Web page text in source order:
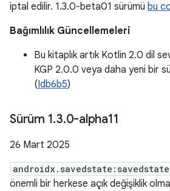
iptal edilir. 1.3.0-beta01 sürümü bu
Bağımlılık Güncellemeleri
Bu kitaplık artık Kotlin 2.0 dil
KGP 2.0.0 veya daha yeni bir
(Idb6b5)
Sürüm 1.3.0-alpha11
26 Mart 2025
önemli bir herkese açık değişiklik